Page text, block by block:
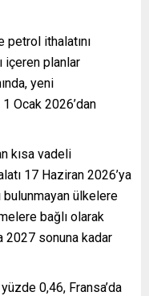
petrol ithalatını
içeren planlar
yeni
Ocak 2026’dan
kısa vadeli
17 Haziran 2026’ya
bulunmayan ülkelere
bağlı olarak
2027 sonuna kadar
0,46, Fransa’da